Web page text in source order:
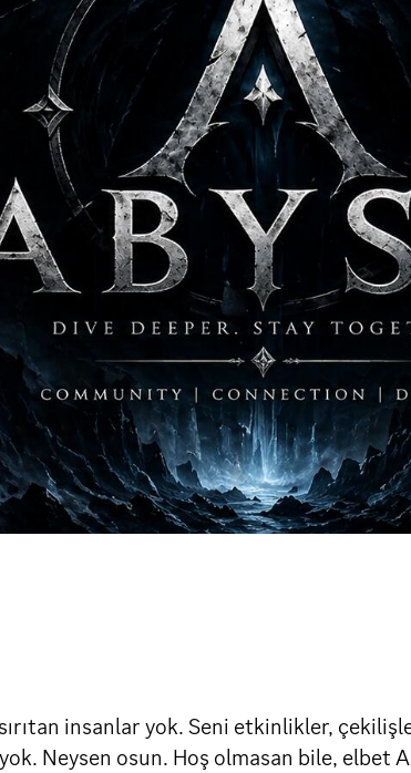
insanlar yok. Seni etkinlikler,
Neysen osun. Hoş olmasan bile, elbet